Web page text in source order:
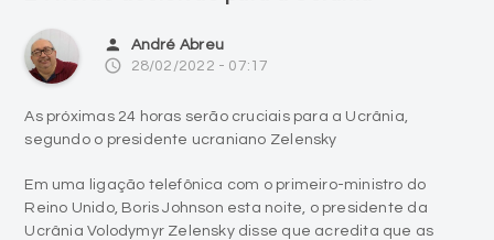
person André Abreu
access_time 28/02/2022 - 07:17
As próximas 24 horas serão cruciais para a Ucrânia,
segundo o presidente ucraniano Zelensky
Em uma ligação telefônica com o primeiro-ministro do
Reino Unido, Boris Johnson esta noite, o presidente da
Ucrânia Volodymyr Zelensky disse que acredita que as